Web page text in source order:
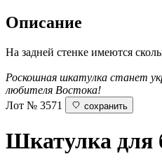
Описание
На задней стенке имеются
Роскошная шкатулка станет
любителя Востока!
Лот № 3571
сохранить
Шкатулка для